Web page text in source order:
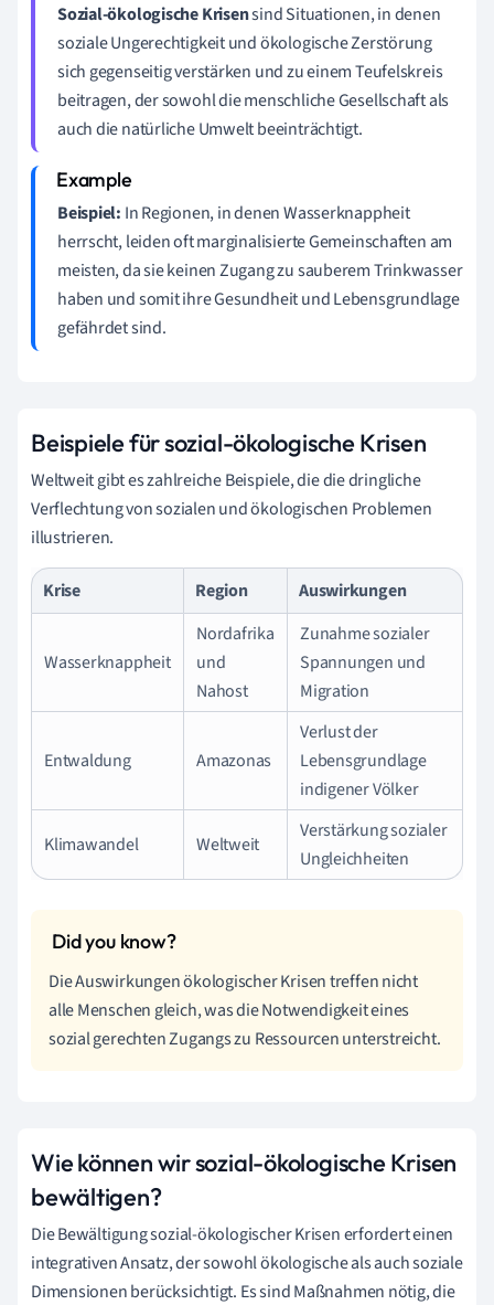
Sozial-ökologische Krisensind Situationen, in denen
soziale Ungerechtigkeit und ökologische Zerstörung
sich gegenseitig verstärken und zu einem Teufelskreis
beitragen, der sowohl die menschliche Gesellschaft als
auch die natürliche Umwelt beeinträchtigt.
Beispiel: In Regionen, in denen Wasserknappheit
herrscht, leiden oft marginalisierte Gemeinschaften am
meisten, da sie keinen Zugang zu sauberem Trinkwasser
haben und somit ihre Gesundheit und Lebensgrundlage
gefährdet sind.
Beispiele für sozial-ökologische Krisen
Weltweit gibt es zahlreiche Beispiele, die die dringliche
Verflechtung von sozialen und ökologischen Problemen
illustrieren.
Krise Region Auswirkungen
Wasserknappheit
Nordafrika
und
Nahost
Zunahme sozialer
Spannungen und
Migration
Entwaldung Amazonas
Verlust der
Lebensgrundlage
indigener Völker
Klimawandel Weltweit
Verstärkung sozialer
Ungleichheiten
Die Auswirkungen ökologischer Krisen treffen nicht
alle Menschen gleich, was die Notwendigkeit eines
sozial gerechten Zugangs zu Ressourcen unterstreicht.
Wie können wir sozial-ökologische Krisen
bewältigen?
Die Bewältigung sozial-ökologischer Krisen erfordert einen
integrativen Ansatz, der sowohl ökologische als auch soziale
Dimensionen berücksichtigt. Es sind Maßnahmen nötig, die